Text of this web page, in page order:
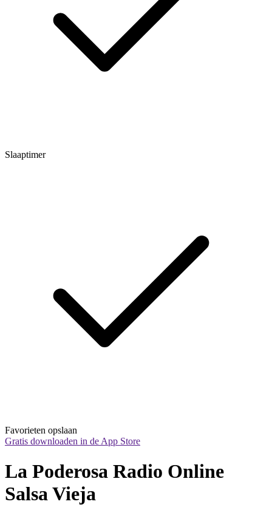
Slaaptimer
Favorieten opslaan
Gratis downloaden in de App Store
La Poderosa Radio Online
Salsa Vieja